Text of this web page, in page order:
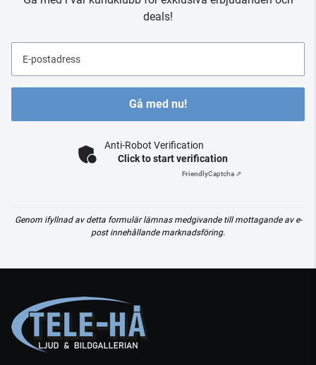
deals!
E-postadress
Gå med nu!
Anti-Robot Verification
Click to start verification
FriendlyCaptcha ⇗
Genom ifyllnad av detta formulär lämnas medgivande till mottagande av e-
post innehållande marknadsföring.